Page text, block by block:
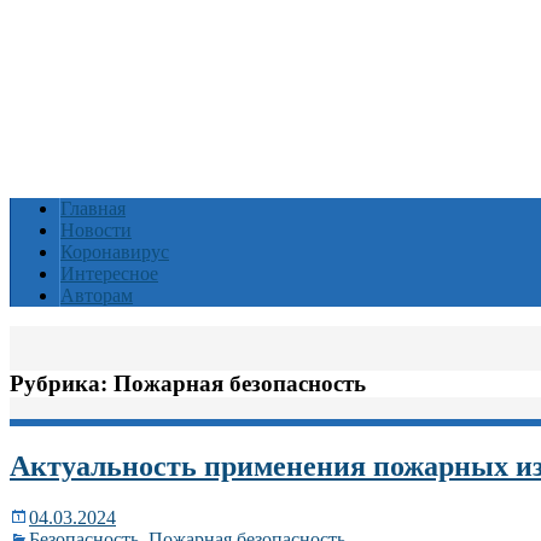
Главная
Новости
Коронавирус
Интересное
Авторам
Рубрика: Пожарная безопасность
Актуальность применения пожарных
04.03.2024